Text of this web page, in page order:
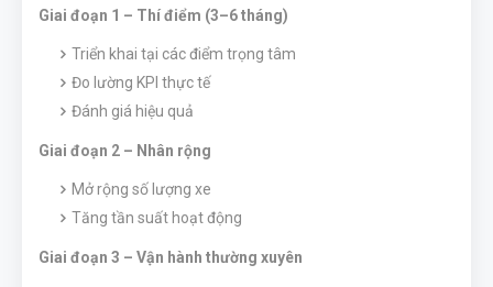
Giai đoạn 1 – Thí điểm (3–6 tháng)
Triển khai tại các điểm trọng tâm
Đo lường KPI thực tế
Đánh giá hiệu quả
Giai đoạn 2 – Nhân rộng
Mở rộng số lượng xe
Tăng tần suất hoạt động
Giai đoạn 3 – Vận hành thường xuyên